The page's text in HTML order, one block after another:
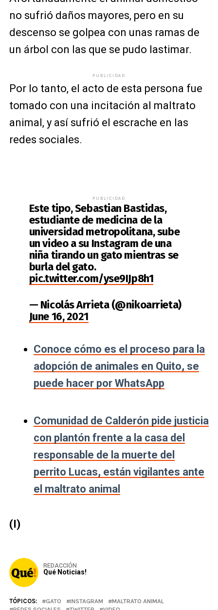
no sufrió daños mayores, pero en su
descenso se golpea con unas ramas de
un árbol con las que se pudo lastimar.
PUBLICIDAD
Por lo tanto, el acto de esta persona fue
tomado con una incitación al maltrato
animal, y así sufrió el escrache en las
redes sociales.
PUBLICIDAD
Este tipo, Sebastian Bastidas,
estudiante de medicina de la
universidad metropolitana, sube
un video a su Instagram de una
niña tirando un gato mientras se
burla del gato.
pic.twitter.com/yse9IJp8h1
— Nicolás Arrieta (@nikoarrieta)
June 16, 2021
Conoce cómo es el proceso para la
adopción de animales en Quito, se
puede hacer por WhatsApp
Comunidad de Calderón pide justicia
con plantón frente a la casa del
responsable de la muerte del
perrito Lucas, están vigilantes ante
el maltrato animal
(I)
REDACCIÓN
Qué Noticias!
TÓPICOS: GATO INSTAGRAM
MALTRATO ANIMAL